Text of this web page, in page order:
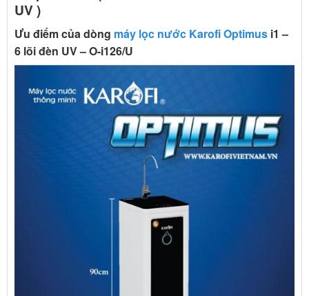
UV )
Ưu điểm của dòng máy lọc nước Karofi Optimus i1 –
6 lõi đèn UV – O-i126/U